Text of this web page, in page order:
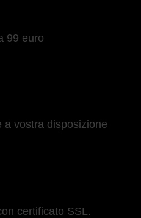
99 euro
a vostra disposizione
certificato SSL.